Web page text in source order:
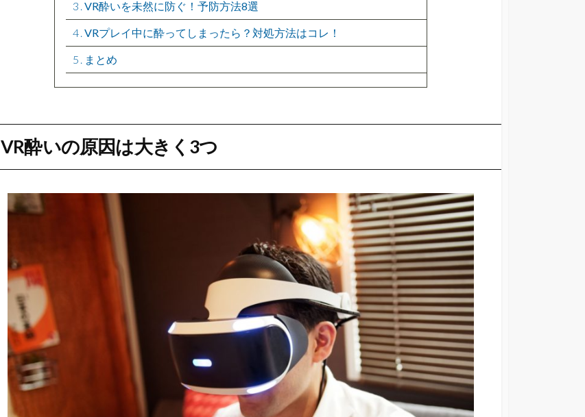
3 VR酔いを未然に防ぐ！予防方法8選
4 VRプレイ中に酔ってしまったら？対処方法はコレ！
5 まとめ
VR酔いの原因は大きく3つ